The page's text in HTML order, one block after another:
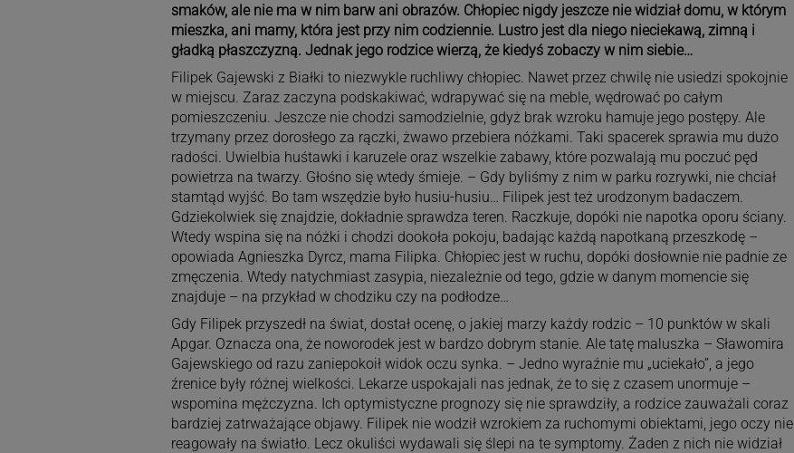
smaków, ale nie ma w nim barw ani obrazów. Chłopiec nigdy jeszcze nie widział domu, w którym
mieszka, ani mamy, która jest przy nim codziennie. Lustro jest dla niego nieciekawą, zimną i
gładką płaszczyzną. Jednak jego rodzice wierzą, że kiedyś zobaczy w nim siebie…
Filipek Gajewski z Białki to niezwykle ruchliwy chłopiec. Nawet przez chwilę nie usiedzi spokojnie
w miejscu. Zaraz zaczyna podskakiwać, wdrapywać się na meble, wędrować po całym
pomieszczeniu. Jeszcze nie chodzi samodzielnie, gdyż brak wzroku hamuje jego postępy. Ale
trzymany przez dorosłego za rączki, żwawo przebiera nóżkami. Taki spacerek sprawia mu dużo
radości. Uwielbia huśtawki i karuzele oraz wszelkie zabawy, które pozwalają mu poczuć pęd
powietrza na twarzy. Głośno się wtedy śmieje. – Gdy byliśmy z nim w parku rozrywki, nie chciał
stamtąd wyjść. Bo tam wszędzie było husiu-husiu… Filipek jest też urodzonym badaczem.
Gdziekolwiek się znajdzie, dokładnie sprawdza teren. Raczkuje, dopóki nie napotka oporu ściany.
Wtedy wspina się na nóżki i chodzi dookoła pokoju, badając każdą napotkaną przeszkodę –
opowiada Agnieszka Dyrcz, mama Filipka. Chłopiec jest w ruchu, dopóki dosłownie nie padnie ze
zmęczenia. Wtedy natychmiast zasypia, niezależnie od tego, gdzie w danym momencie się
znajduje – na przykład w chodziku czy na podłodze…
Gdy Filipek przyszedł na świat, dostał ocenę, o jakiej marzy każdy rodzic – 10 punktów w skali
Apgar. Oznacza ona, że noworodek jest w bardzo dobrym stanie. Ale tatę maluszka – Sławomira
Gajewskiego od razu zaniepokoił widok oczu synka. – Jedno wyraźnie mu „uciekało”, a jego
źrenice były różnej wielkości. Lekarze uspokajali nas jednak, że to się z czasem unormuje –
wspomina mężczyzna. Ich optymistyczne prognozy się nie sprawdziły, a rodzice zauważali coraz
bardziej zatrważające objawy. Filipek nie wodził wzrokiem za ruchomymi obiektami, jego oczy nie
reagowały na światło. Lecz okuliści wydawali się ślepi na te symptomy. Żaden z nich nie widział